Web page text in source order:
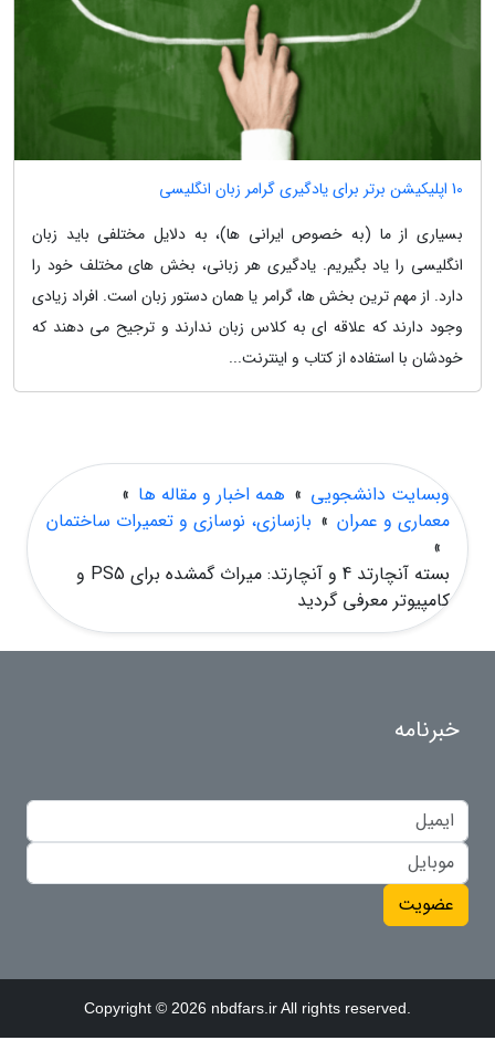
10 اپلیکیشن برتر برای یادگیری گرامر زبان انگلیسی
بسیاری از ما (به خصوص ایرانی ها)، به دلایل مختلفی باید زبان
انگلیسی را یاد بگیریم. یادگیری هر زبانی، بخش های مختلف خود را
دارد. از مهم ترین بخش ها، گرامر یا همان دستور زبان است. افراد زیادی
وجود دارند که علاقه ای به کلاس زبان ندارند و ترجیح می دهند که
خودشان با استفاده از کتاب و اینترنت...
وبسایت دانشجویی » همه اخبار و مقاله ها »
معماری و عمران » بازسازی، نوسازی و تعمیرات ساختمان
»
بسته آنچارتد 4 و آنچارتد: میراث گمشده برای PS5 و
کامپیوتر معرفی گردید
خبرنامه
عضویت
Copyright © 2026 nbdfars.ir All rights reserved.